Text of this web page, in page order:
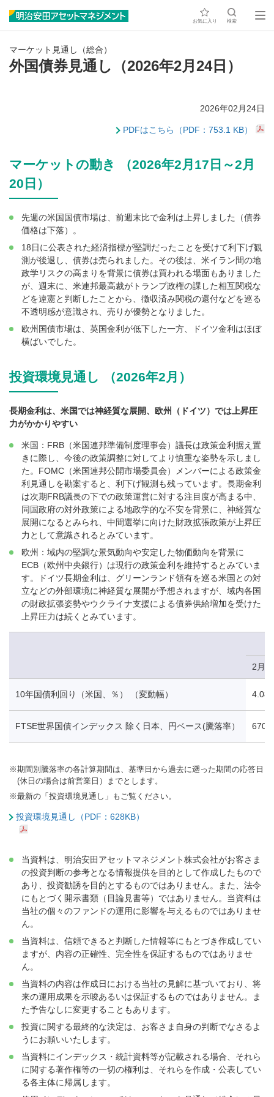
お気に入り 検索
マーケット見通し（総合）
外国債券見通し（2026年2月24日）
2026年02月24日
PDFはこちら（PDF：753.1 KB）
マーケットの動き （2026年2月17日～2月
20日）
先週の米国国債市場は、前週末比で金利は上昇しました（債券
価格は下落）。
18日に公表された経済指標が堅調だったことを受けて利下げ観
測が後退し、債券は売られました。その後は、米イラン間の地
政学リスクの高まりを背景に債券は買われる場面もありました
が、週末に、米連邦最高裁がトランプ政権の課した相互関税な
どを違憲と判断したことから、徴収済み関税の還付などを巡る
不透明感が意識され、売りが優勢となりました。
欧州国債市場は、英国金利が低下した一方、ドイツ金利はほぼ
横ばいでした。
投資環境見通し （2026年2月）
長期金利は、米国では神経質な展開、欧州（ドイツ）では上昇圧
力がかかりやすい
米国：FRB（米国連邦準備制度理事会）議長は政策金利据え置
きに際し、今後の政策調整に対してより慎重な姿勢を示しまし
た。FOMC（米国連邦公開市場委員会）メンバーによる政策金
利見通しを勘案すると、利下げ観測も残っています。長期金利
は次期FRB議長の下での政策運営に対する注目度が高まる中、
同国政府の対外政策による地政学的な不安を背景に、神経質な
展開になるとみられ、中間選挙に向けた財政拡張政策が上昇圧
力として意識されるとみています。
欧州：域内の堅調な景気動向や安定した物価動向を背景に
ECB（欧州中央銀行）は現行の政策金利を維持するとみていま
す。ドイツ長期金利は、グリーンランド領有を巡る米国との対
立などの外部環境に神経質な展開が予想されますが、域内各国
の財政拡張姿勢やウクライナ支援による債券供給増加を受けた
上昇圧力は続くとみています。
2月
10年国債利回り（米国、％） （変動幅） 4.08
FTSE世界国債インデックス 除く日本、円ベース(騰落率）
※期間別騰落率の各計算期間は、基準日から過去に遡った期間の応答日
(休日の場合は前営業日）までとします。
※最新の「投資環境見通し」もご覧ください。
投資環境見通し（PDF：628KB）
当資料は、明治安田アセットマネジメント株式会社がお客さま
の投資判断の参考となる情報提供を目的として作成したもので
あり、投資勧誘を目的とするものではありません。また、法令
にもとづく開示書類（目論見書等）ではありません。当資料は
当社の個々のファンドの運用に影響を与えるものではありませ
ん。
当資料は、信頼できると判断した情報等にもとづき作成してい
ますが、内容の正確性、完全性を保証するものではありませ
ん。
当資料の内容は作成日における当社の見解に基づいており、将
来の運用成果を示唆あるいは保証するものではありません。ま
た予告なしに変更することもあります。
投資に関する最終的な決定は、お客さま自身の判断でなさるよ
うにお願いいたします。
当資料にインデックス・統計資料等が記載される場合、それら
に関する著作権等の一切の権利は、それらを作成・公表してい
る各主体に帰属します。